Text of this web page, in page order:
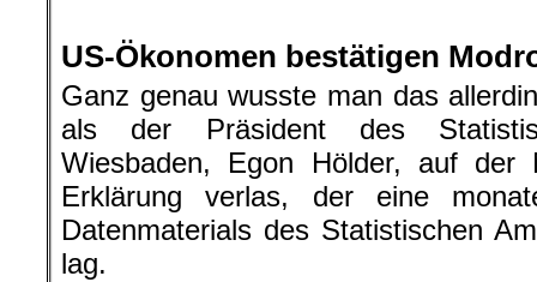
US-Ökonomen bestätigen
Ganz genau wusste man das
als der Präsident des
Wiesbaden, Egon Hölder, auf der
Erklärung verlas, der eine
Datenmaterials des Statistischen
lag.